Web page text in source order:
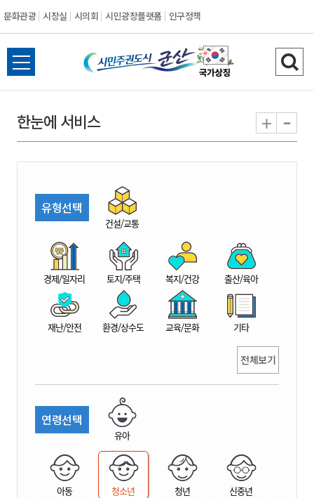
문화관광 시장실 시의회 시민광장플랫폼 인구정책
시
민
권
시
산
전
체
뉴
열
검
색
기
한눈에 서비스 + -
유형선택
건설/교통
경제/일자리 토지/주택 복지/건강 출산/육아
재난/안전 환경/상수도 교육/문화 기타
전체보기
연령선택
유아
아동 청소년 청년 신중년